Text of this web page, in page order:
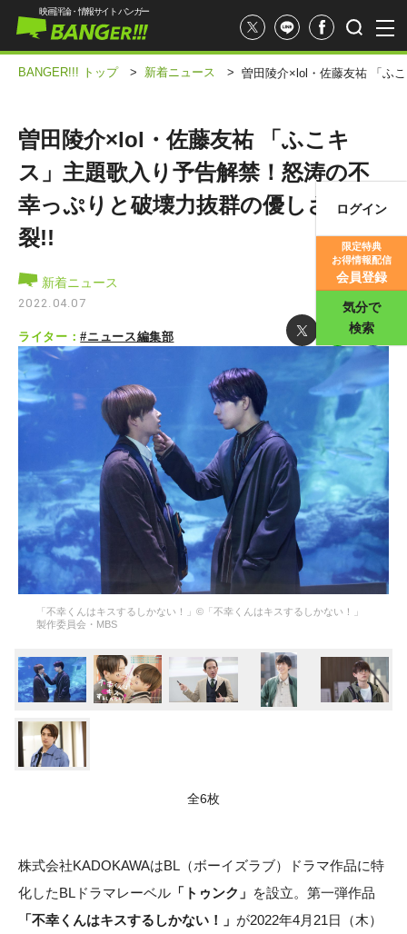
映画評論・情報サイト バンガー
ログイン
限定特典
お得情報配信
会員登録
気分で
検索
BANGER!!! トップ > 新着ニュース > 曽田陵介×lol・佐藤友祐 「ふ
曽田陵介×lol・佐藤友祐 「ふこキ
ス」主題歌入り予告解禁！怒涛の不
幸っぷりと破壊力抜群の優しさが炸
裂!!
新着ニュース
2022.04.07
ライター：#ニュース編集部
「不幸くんはキスするしかない！」©「不幸くんはキスするしかない！」
製作委員会・MBS
全6枚
株式会社KADOKAWAはBL（ボーイズラブ）ドラマ作品に特
化したBLドラマレーベル 「トゥンク」 を設立。第一弾作品
「不幸くんはキスするしかない！」 が2022年4月21日（木）